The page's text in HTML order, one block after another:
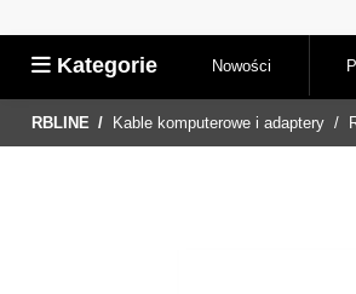
Kategorie Nowości
RBLINE Kable komputerowe i adaptery